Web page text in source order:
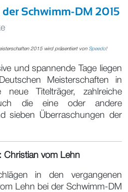
Schwimm-DM 2015
2015 wird präsentiert von Speedo!
und spannende Tage liegen
Meisterschaften in
Titelträger, zahlreiche
die eine oder andere
sieben Überraschungen der
Christian vom Lehn
in den vergangenen
Lehn bei der Schwimm-DM